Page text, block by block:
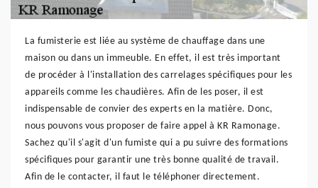
La fumisterie est liée au système de chauffage dans une
maison ou dans un immeuble. En effet, il est très important
de procéder à l'installation des carrelages spécifiques pour les
appareils comme les chaudières. Afin de les poser, il est
indispensable de convier des experts en la matière. Donc,
nous pouvons vous proposer de faire appel à KR Ramonage.
Sachez qu'il s'agit d'un fumiste qui a pu suivre des formations
spécifiques pour garantir une très bonne qualité de travail.
Afin de le contacter, il faut le téléphoner directement.